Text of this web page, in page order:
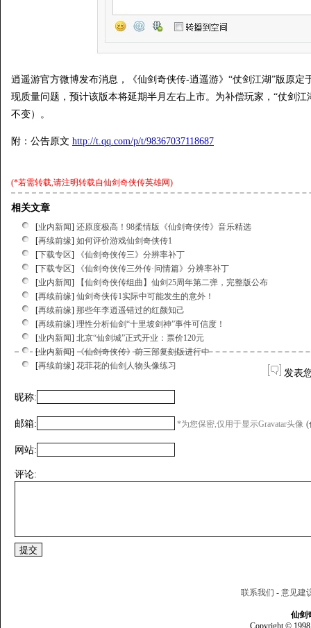
逍遥游官方微博发布消息，《仙剑奇侠传-逍遥游》“仗剑江湖”版原定
现质量问题，预计该版本将延期半月左右上市。为补偿玩家，“仗剑江
不变）。
附：公告原文 http://t.qq.com/p/t/98367037118687
(*若需转载,请注明转载自仙剑奇侠传英雄网)
相关文章
[业内新闻] 还原度极高！98柔情版《仙剑奇侠传》音乐精选
[再续前缘] 如何评价游戏仙剑奇侠传1
[下载专区]
《仙剑奇侠传三》分辨率补丁
[下载专区]
《仙剑奇侠传三外传·问情篇》分辨率补丁
[业内新闻]
【仙剑奇侠传组曲】仙剑25周年第二弹，完整版公布
[再续前缘] 仙剑奇侠传1实际中可能发生的意外！
[再续前缘] 那些年李逍遥错过的红颜知己
[再续前缘] 理性分析仙剑“十里坡剑神”事件可信度！
[业内新闻] 北京“仙剑城”正式开业：票价120元
[业内新闻] 《仙剑奇侠传》前三部复刻版进行中
[再续前缘] 花菲花的仙剑人物头像练习
发表
昵称:
邮箱: *为您保密,仅用于显示Gravatar头像 (
网站:
评论:
联系我们 - 意见建
仙剑
Copyright © 1998